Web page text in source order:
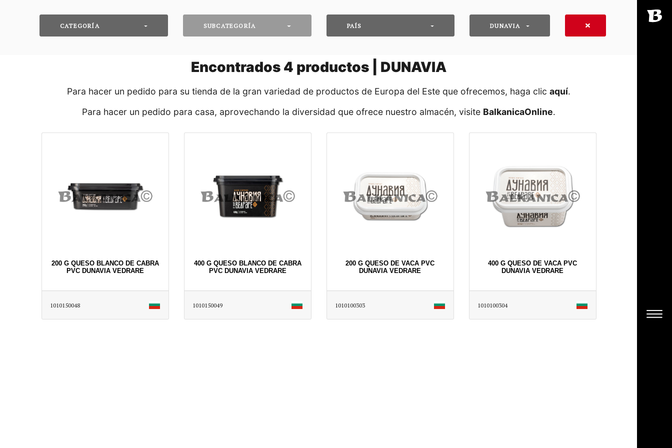
CATEGORÍA SUBCATEGORÍA PAÍS DUNAVIA
Encontrados 4 productos | DUNAVIA
Para hacer un pedido para su tienda de la gran variedad de productos de Europa del Este que ofrecemos, haga clic aquí․
Para hacer un pedido para casa, aprovechando la diversidad que ofrece nuestro almacén, visite BalkanicaOnline․
200 G QUESO BLANCO DE CABRA
PVC DUNAVIA VEDRARE
1010150048
400 G QUESO BLANCO DE CABRA
PVC DUNAVIA VEDRARE
1010150049
200 G QUESO DE VACA PVC
DUNAVIA VEDRARE
1010100303
400 G QUESO DE VACA PVC
DUNAVIA VEDRARE
1010100304